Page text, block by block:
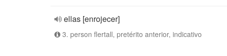
ellas [enrojecer]
3. person flertall, pretérito anterior, indicativo